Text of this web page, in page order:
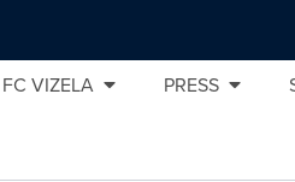
FC VIZELA PRESS